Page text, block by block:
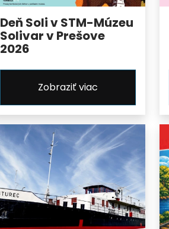
Deň Soli v STM-Múzeu
Solivar v Prešove
2026
Zobraziť viac